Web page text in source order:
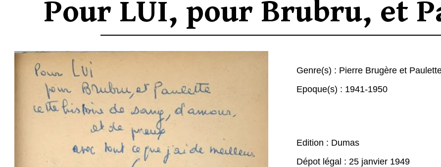
Pour LUI, pour Brubru, et
Genre(s) : Pierre Brugère et
Epoque(s) : 1941-1950
Edition : Dumas
Dépot légal : 25 janvier 1949